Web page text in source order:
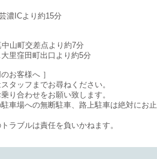
濃ICより約15分
山町交差点より約7分
里窪田町出口より約5分
お客様へ ］
タッフまでお尋ねください。
り合わせをお願い致します。
車場への無断駐車、路上駐車は絶対にお
ラブルは責任を負いかねます。